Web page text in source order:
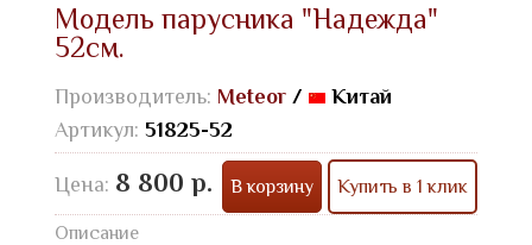
Модель парусника "Надежда"
52см.
Производитель: Meteor /
Китай
Артикул: 51825-52
Цена: 8 800 р. В корзину Купить в 1 клик
Описание